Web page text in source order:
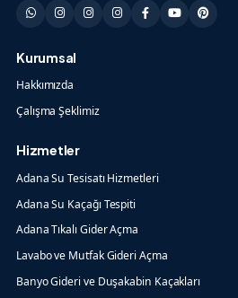
Kurumsal
Hakkımızda
Çalışma Şeklimiz
Hizmetler
Adana Su Tesisatı Hizmetleri
Adana Su Kaçağı Tespiti
Adana Tıkalı Gider Açma
Lavabo ve Mutfak Gideri Açma
Banyo Gideri ve Duşakabin Kaçakları